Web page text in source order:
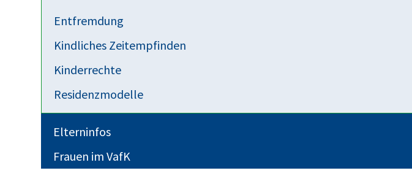
Entfremdung
Kindliches Zeitempfinden
Kinderrechte
Residenzmodelle
Elterninfos
Frauen im VafK